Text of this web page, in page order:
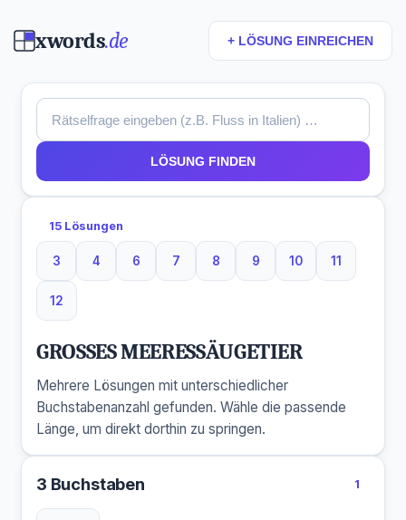
xwords.de + LÖSUNG EINREICHEN
LÖSUNG FINDEN
15 Lösungen
3
3 Buchstaben
4
4 Buchstaben
6
6 Buchstaben
7
7 Buchstaben
8
8 Buchstaben
9
9 Buchstaben
10
10 Buchstaben
11
11
12
12 Buchstaben
GROSSES MEERESSÄUGETIER
Mehrere Lösungen mit unterschiedlicher
Buchstabenanzahl gefunden. Wähle die passende
Länge, um direkt dorthin zu springen.
3 Buchstaben 1